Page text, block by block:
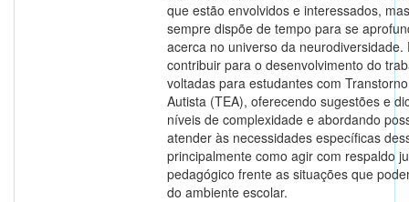
que estão envolvidos e interessados,
sempre dispõe de tempo para se
acerca no universo da neurodiversidade.
contribuir para o desenvolvimento do
voltadas para estudantes com
Autista (TEA), oferecendo sugestões e
níveis de complexidade e abordando
atender às necessidades específicas
principalmente como agir com respaldo
pedagógico frente as situações que
do ambiente escolar.